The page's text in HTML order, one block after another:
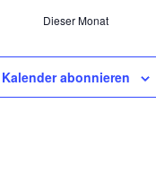
Dieser Monat
Kalender abonnieren